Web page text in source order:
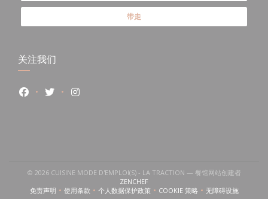
带走
关注我们
Facebook ((在新窗口中打开))
Twitter ((在新窗口中打开))
Instagram ((在新窗口中打开))
© 2026 CUISINE MODE D'EMPLOI(S) - LA TRACTION — 餐馆网站创建者
ZENCHEF((在新窗口中打开))
免责声明((在新窗口中打开))
使用条款((在新窗口中打开))
个人数据保护政策((在新窗口中打开))
COOKIE 策略((在新窗口中打开))
无障碍设施
((在新窗口中打